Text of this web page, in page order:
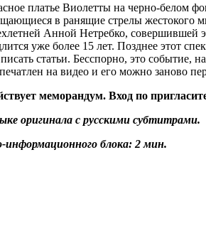
платье Виолетты на черно-белом
в ранящие стрелы жестокого
Анной Нетребко,
уже более 15 лет. Позднее этот
статьи. Бесспорно, это событие,
на видео и его можно заново
меморандум. Вход по
оригинала с русскими субтитрами.
блока: 2 мин.